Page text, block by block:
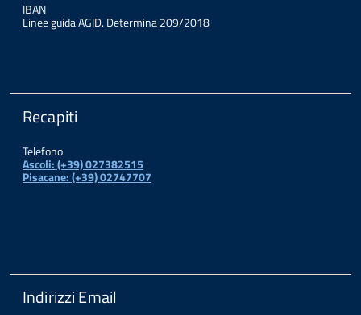
IBAN
Linee guida AGID. Determina 209/2018
Recapiti
Telefono
Ascoli: (+39) 027382515
Pisacane: (+39) 02747707
Indirizzi Email